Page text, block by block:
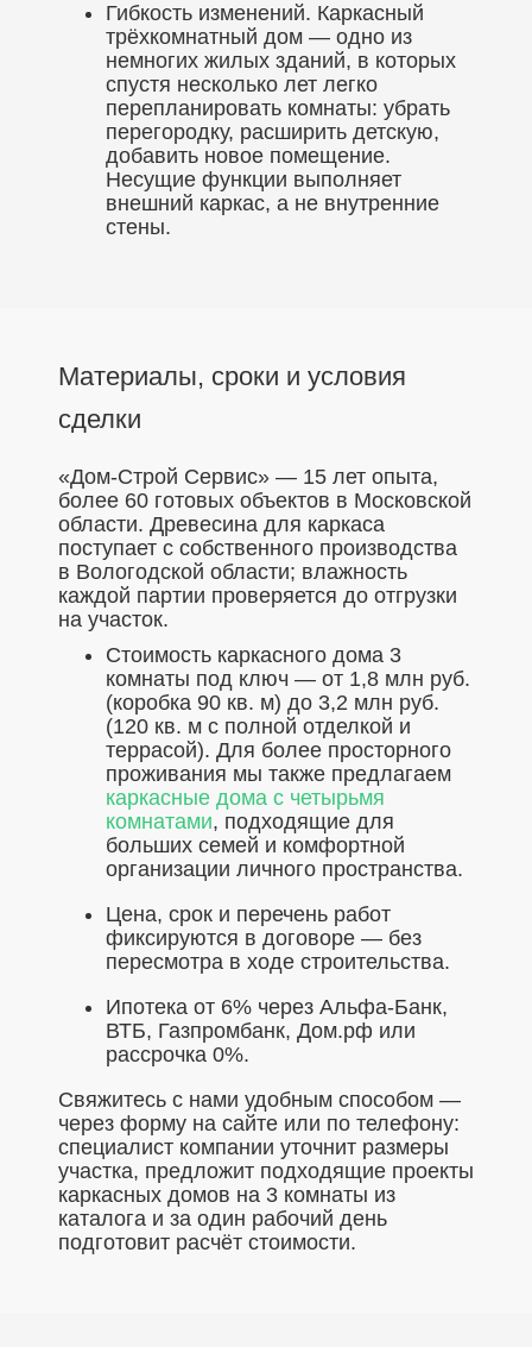
Гибкость изменений. Каркасный
трёхкомнатный дом — одно из
немногих жилых зданий, в которых
спустя несколько лет легко
перепланировать комнаты: убрать
перегородку, расширить детскую,
добавить новое помещение.
Несущие функции выполняет
внешний каркас, а не внутренние
стены.
Материалы, сроки и условия
сделки
«Дом-Строй Сервис» — 15 лет опыта,
более 60 готовых объектов в Московской
области. Древесина для каркаса
поступает с собственного производства
в Вологодской области; влажность
каждой партии проверяется до отгрузки
на участок.
Стоимость каркасного дома 3
комнаты под ключ — от 1,8 млн руб.
(коробка 90 кв. м) до 3,2 млн руб.
(120 кв. м с полной отделкой и
террасой). Для более просторного
проживания мы также предлагаем
каркасные дома с четырьмя
комнатами, подходящие для
больших семей и комфортной
организации личного пространства.
Цена, срок и перечень работ
фиксируются в договоре — без
пересмотра в ходе строительства.
Ипотека от 6% через Альфа-Банк,
ВТБ, Газпромбанк, Дом.рф или
рассрочка 0%.
Свяжитесь с нами удобным способом —
через форму на сайте или по телефону:
специалист компании уточнит размеры
участка, предложит подходящие проекты
каркасных домов на 3 комнаты из
каталога и за один рабочий день
подготовит расчёт стоимости.